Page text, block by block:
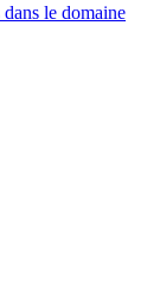
le domaine